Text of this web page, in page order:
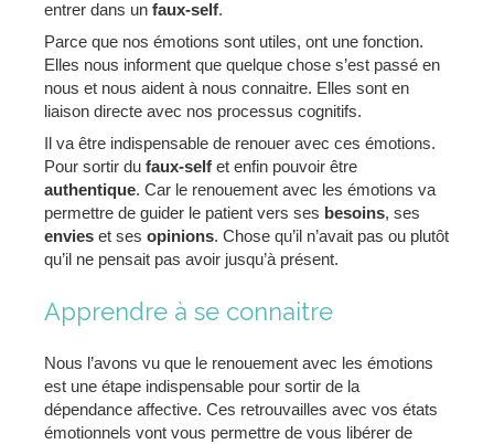
entrer dans un faux-self.
Parce que nos émotions sont utiles, ont une fonction.
Elles nous informent que quelque chose s’est passé en
nous et nous aident à nous connaitre. Elles sont en
liaison directe avec nos processus cognitifs.
Il va être indispensable de renouer avec ces émotions.
Pour sortir du faux-self et enfin pouvoir être
authentique. Car le renouement avec les émotions va
permettre de guider le patient vers ses besoins, ses
envies et ses opinions. Chose qu’il n’avait pas ou plutôt
qu’il ne pensait pas avoir jusqu’à présent.
Apprendre à se connaitre
Nous l’avons vu que le renouement avec les émotions
est une étape indispensable pour sortir de la
dépendance affective. Ces retrouvailles avec vos états
émotionnels vont vous permettre de vous libérer de